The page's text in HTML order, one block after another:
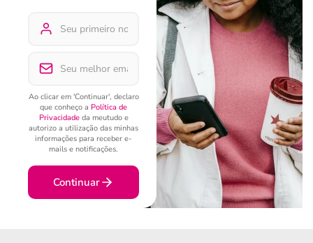
Ao clicar em 'Continuar', declaro
que conheço a Política de
Privacidadeda meutudo e
autorizo a utilização das minhas
informações para receber e-
mails e notificações.
Continuar